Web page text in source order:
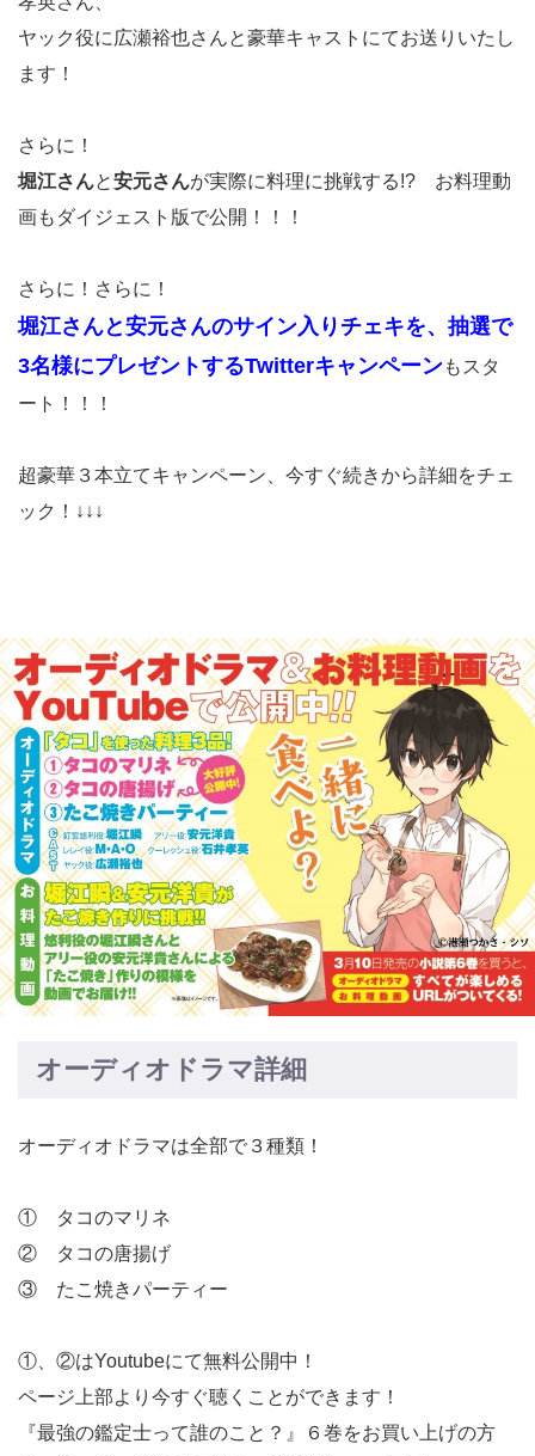
ヤック役に広瀬裕也さんと豪華キャストにてお送りいたし
ます！
さらに！
堀江さんと安元さんが実際に料理に挑戦する!? お料理動
画もダイジェスト版で公開！！！
さらに！さらに！
堀江さんと安元さんのサイン入りチェキを、抽選で
3名様にプレゼントするTwitterキャンペーンもスタ
ート！！！
超豪華３本立てキャンペーン、今すぐ続きから詳細をチェ
ック！↓↓↓
オーディオドラマ詳細
オーディオドラマは全部で３種類！
① タコのマリネ
② タコの唐揚げ
③ たこ焼きパーティー
①、②はYoutubeにて無料公開中！
ページ上部より今すぐ聴くことができます！
『最強の鑑定士って誰のこと？』６巻をお買い上げの方